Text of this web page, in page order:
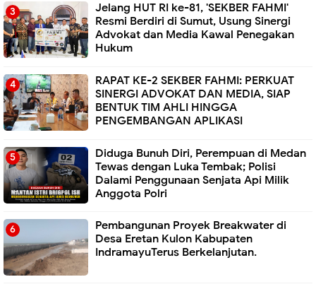
Jelang HUT RI ke-81, 'SEKBER FAHMI'
Resmi Berdiri di Sumut, Usung Sinergi
Advokat dan Media Kawal Penegakan
Hukum
RAPAT KE-2 SEKBER FAHMI: PERKUAT
SINERGI ADVOKAT DAN MEDIA, SIAP
BENTUK TIM AHLI HINGGA
PENGEMBANGAN APLIKASI
Diduga Bunuh Diri, Perempuan di Medan
Tewas dengan Luka Tembak; Polisi
Dalami Penggunaan Senjata Api Milik
Anggota Polri
Pembangunan Proyek Breakwater di
Desa Eretan Kulon Kabupaten
IndramayuTerus Berkelanjutan.